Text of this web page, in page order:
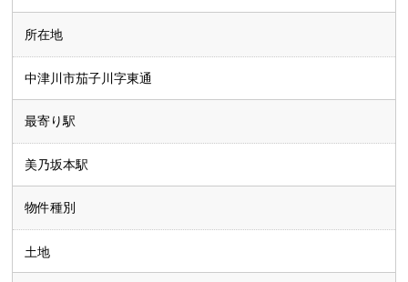
所在地
中津川市茄子川字東通
最寄り駅
美乃坂本駅
物件種別
土地